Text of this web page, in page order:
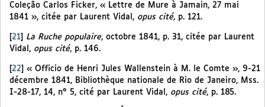
Coleção Carlos Ficker, « Lettre de Mure à Jamain, 27 mai
1841 », citée par Laurent Vidal, opus cité, p. 121.
21 La Ruche populaire, octobre 1841, p. 31, citée par Laurent
Vidal, opus cité, p. 146.
[22] « Officio de Henri Jules Wallenstein à M. le Comte », 9-21
décembre 1841, Bibliothèque nationale de Rio de Janeiro, Mss.
I-28-17, 14, n° 5, cité par Laurent Vidal, opus cité, p. 185.